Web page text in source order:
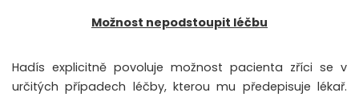
Možnost nepodstoupit léčbu
Hadís explicitně povoluje možnost pacienta zříci se v
určitých případech léčby, kterou mu předepisuje lékař.